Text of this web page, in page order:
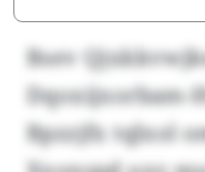
Bsev
Dqoxijxorbam-
Bpzzjfx tqlxol